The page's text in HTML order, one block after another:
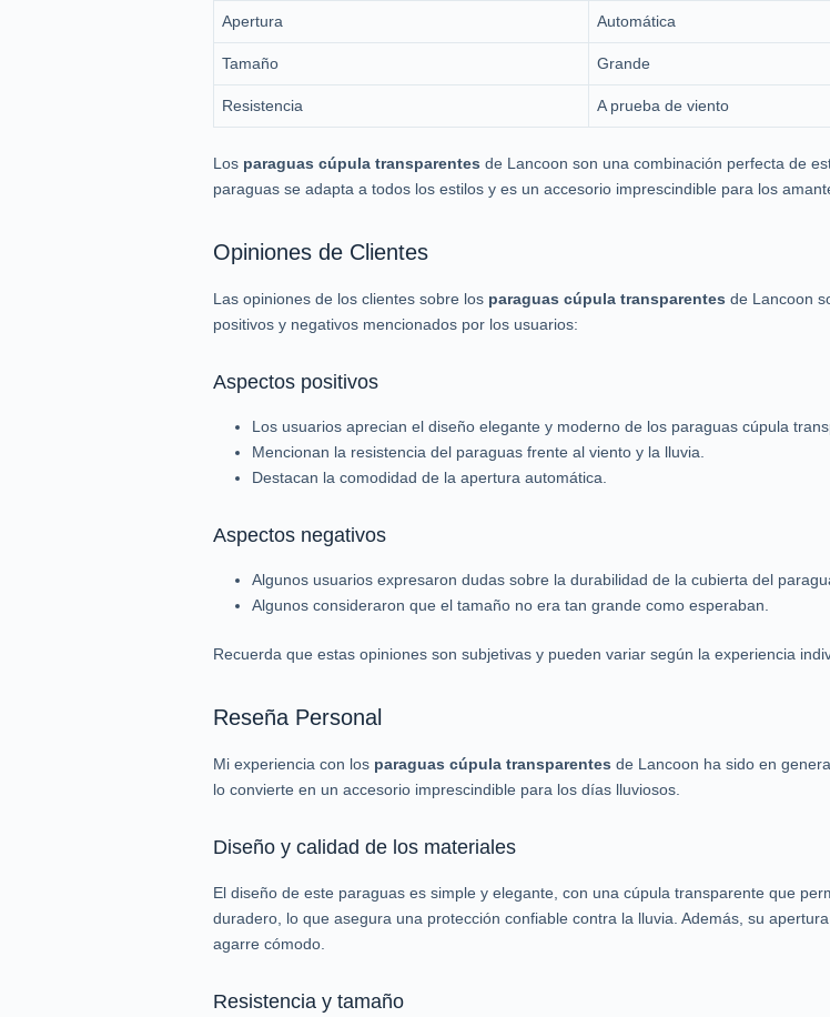
Apertura Automática
Tamaño Grande
Resistencia A prueba de viento
Los paraguas cúpula transparentes de Lancoon son una combinación perfecta de
paraguas se adapta a todos los estilos y es un accesorio imprescindible para los
Opiniones de Clientes
Las opiniones de los clientes sobre los paraguas cúpula transparentes de Lancoon
positivos y negativos mencionados por los usuarios:
Aspectos positivos
Los usuarios aprecian el diseño elegante y moderno de los paraguas cúpula
Mencionan la resistencia del paraguas frente al viento y la lluvia.
Destacan la comodidad de la apertura automática.
Aspectos negativos
Algunos usuarios expresaron dudas sobre la durabilidad de la cubierta del
Algunos consideraron que el tamaño no era tan grande como esperaban.
Recuerda que estas opiniones son subjetivas y pueden variar según la experiencia
Reseña Personal
Mi experiencia con los paraguas cúpula transparentes de Lancoon ha sido en
lo convierte en un accesorio imprescindible para los días lluviosos.
Diseño y calidad de los materiales
El diseño de este paraguas es simple y elegante, con una cúpula transparente que
duradero, lo que asegura una protección confiable contra la lluvia. Además, su
agarre cómodo.
Resistencia y tamaño